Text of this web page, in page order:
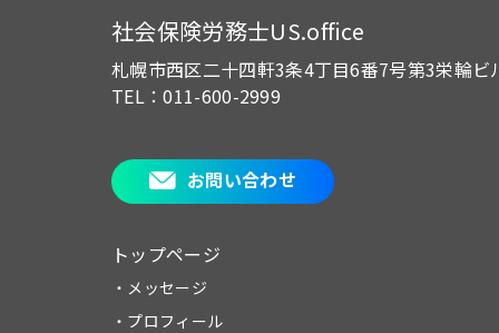
社会保険労務士US.office
札幌市西区二十四軒3条4丁目6番7号第3栄輪ビ
TEL：011-600-2999
お問い合わせ
トップページ
・メッセージ
・プロフィール